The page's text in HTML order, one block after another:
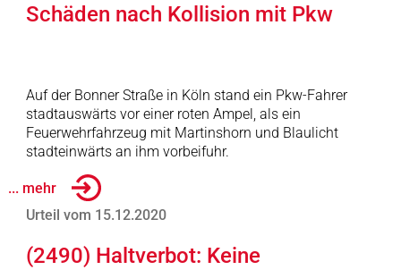
Schäden nach Kollision mit Pkw
Auf der Bonner Straße in Köln stand ein Pkw-Fahrer
stadtauswärts vor einer roten Ampel, als ein
Feuerwehrfahrzeug mit Martinshorn und Blaulicht
stadteinwärts an ihm vorbeifuhr.
... mehr
Urteil vom 15.12.2020
(2490) Haltverbot: Keine